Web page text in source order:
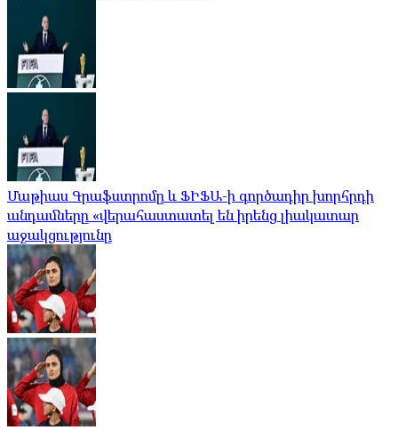
Մաթիաս Գրաֆստրոմը և ՖԻՖԱ-ի գործադիր խորհրդի
անդամները «վերահաստատել են իրենց լիակատար
աջակցությունը